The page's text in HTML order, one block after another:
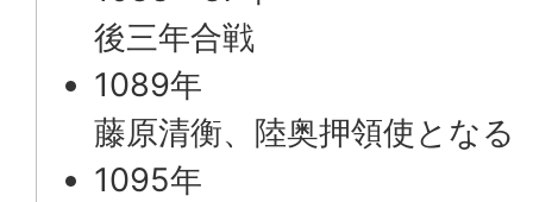
後三年合戦
1089年
藤原清衡、陸奥押領使となる
1095年